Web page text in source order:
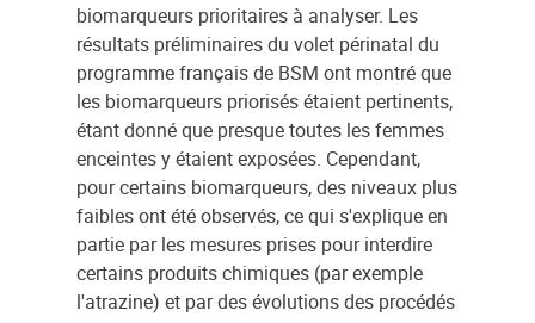
biomarqueurs prioritaires à analyser. Les
résultats préliminaires du volet périnatal du
programme français de BSM ont montré que
les biomarqueurs priorisés étaient pertinents,
étant donné que presque toutes les femmes
enceintes y étaient exposées. Cependant,
pour certains biomarqueurs, des niveaux plus
faibles ont été observés, ce qui s'explique en
partie par les mesures prises pour interdire
certains produits chimiques (par exemple
l'atrazine) et par des évolutions des procédés